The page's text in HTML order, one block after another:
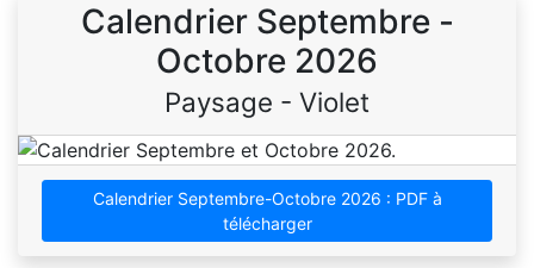
Calendrier Septembre -
Octobre 2026
Paysage - Violet
Calendrier Septembre-Octobre 2026 : PDF à
télécharger